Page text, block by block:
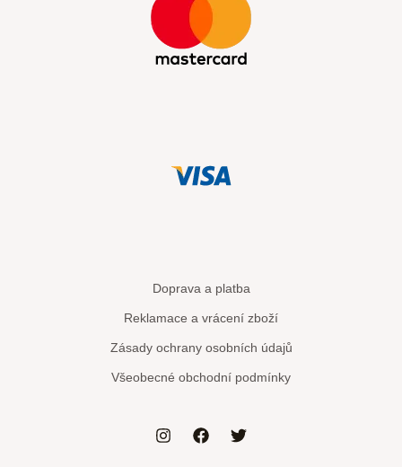
Doprava a platba
Reklamace a vrácení zboží
Zásady ochrany osobních údajů
Všeobecné obchodní podmínky